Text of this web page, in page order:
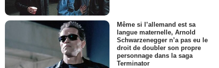
Même si l’allemand est sa
langue maternelle, Arnold
Schwarzenegger n’a pas eu le
droit de doubler son propre
personnage dans la saga
Terminator